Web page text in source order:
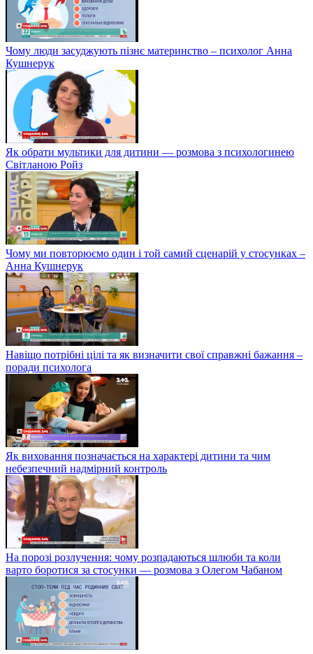
Чому люди засуджують пізнє материнство – психолог Анна
Кушнерук
Як обрати мультики для дитини — розмова з психологинею
Світланою Ройз
Чому ми повторюємо один і той самий сценарій у стосунках –
Анна Кушнерук
Навіщо потрібні цілі та як визначити свої справжні бажання –
поради психолога
Як виховання позначається на характері дитини та чим
небезпечний надмірний контроль
На порозі розлучення: чому розпадаються шлюби та коли
варто боротися за стосунки — розмова з Олегом Чабаном